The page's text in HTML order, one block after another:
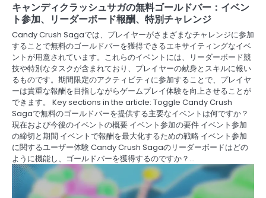
キャンディクラッシュサガの無料ゴールドバー：イベン
ト参加、リーダーボード報酬、特別チャレンジ
Candy Crush Sagaでは、プレイヤーがさまざまなチャレンジに参加
することで無料のゴールドバーを獲得できるエキサイティングなイベ
ントが用意されています。これらのイベントには、リーダーボード競
技や特別なタスクが含まれており、プレイヤーの献身とスキルに報い
るものです。期間限定のアクティビティに参加することで、プレイヤ
ーは貴重な報酬を目指しながらゲームプレイ体験を向上させることが
できます。 Key sections in the article: Toggle Candy Crush
Sagaで無料のゴールドバーを提供する主要なイベントは何ですか？
現在および今後のイベントの概要 イベント参加の要件 イベント参加
の締切と期間 イベントで報酬を最大化するための戦略 イベント参加
に関するユーザー体験 Candy Crush Sagaのリーダーボードはどの
ように機能し、ゴールドバーを獲得するのですか？…